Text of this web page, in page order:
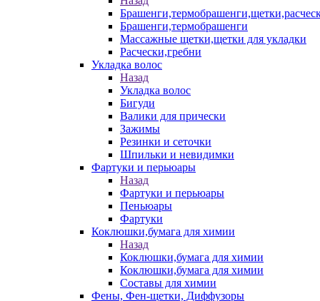
Брашенги,термобрашенги
Массажные щетки,щетки для укладки
Расчески,гребни
Укладка волос
Назад
Укладка волос
Бигуди
Валики для прически
Зажимы
Резинки и сеточки
Шпильки и невидимки
Фартуки и перьюары
Назад
Фартуки и перьюары
Пеньюары
Фартуки
Коклюшки,бумага для химии
Назад
Коклюшки,бумага для химии
Коклюшки,бумага для химии
Составы для химии
Фены, Фен-щетки, Диффузоры